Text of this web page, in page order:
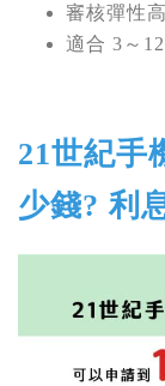
審核彈性
適合 3～
21世紀手
少錢? 利